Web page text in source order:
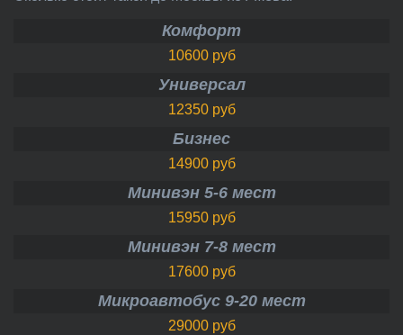
Комфорт
10600 руб
Универсал
12350 руб
Бизнес
14900 руб
Минивэн 5-6 мест
15950 руб
Минивэн 7-8 мест
17600 руб
Микроавтобус 9-20 мест
29000 руб